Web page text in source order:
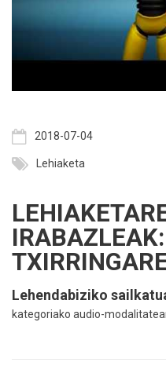
2018-07-04
Lehiaketa
IRABAZLEAK:
Lehendabiziko
kategoriako audio-